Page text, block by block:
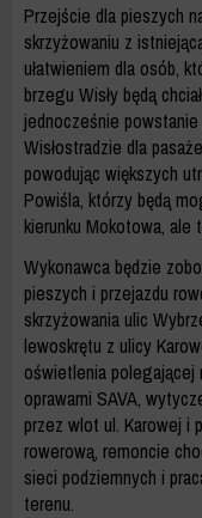
Przejście dla pieszych
skrzyżowaniu z
ułatwieniem dla osób,
brzegu Wisły będą
jednocześnie powstanie
Wisłostradzie dla
powodując większych
Powiśla, którzy będą
kierunku Mokotowa, ale
Wykonawca będzie
pieszych i przejazdu
skrzyżowania ulic
lewoskrętu z ulicy
oświetlenia polegającej
oprawami SAVA,
przez wlot ul. Karowej i
rowerową, remoncie
sieci podziemnych i
terenu.